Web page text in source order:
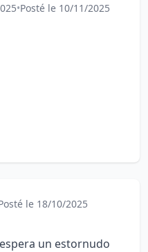
•Posté le 10/11/2025
le 18/10/2025
un estornudo